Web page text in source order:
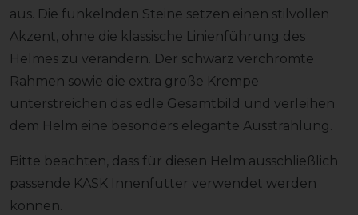
aus. Die funkelnden Steine setzen einen stilvollen
Akzent, ohne die klassische Linienführung des
Helmes zu verändern. Der schwarz verchromte
Rahmen sowie die extra große Krempe
unterstreichen das edle Gesamtbild und verleihen
dem Helm eine besonders elegante Ausstrahlung.
Bitte beachten, dass für diesen Helm ausschließlich
passende KASK Innenfutter verwendet werden
können.